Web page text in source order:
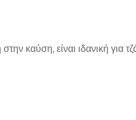
στην καύση, είναι ιδανική